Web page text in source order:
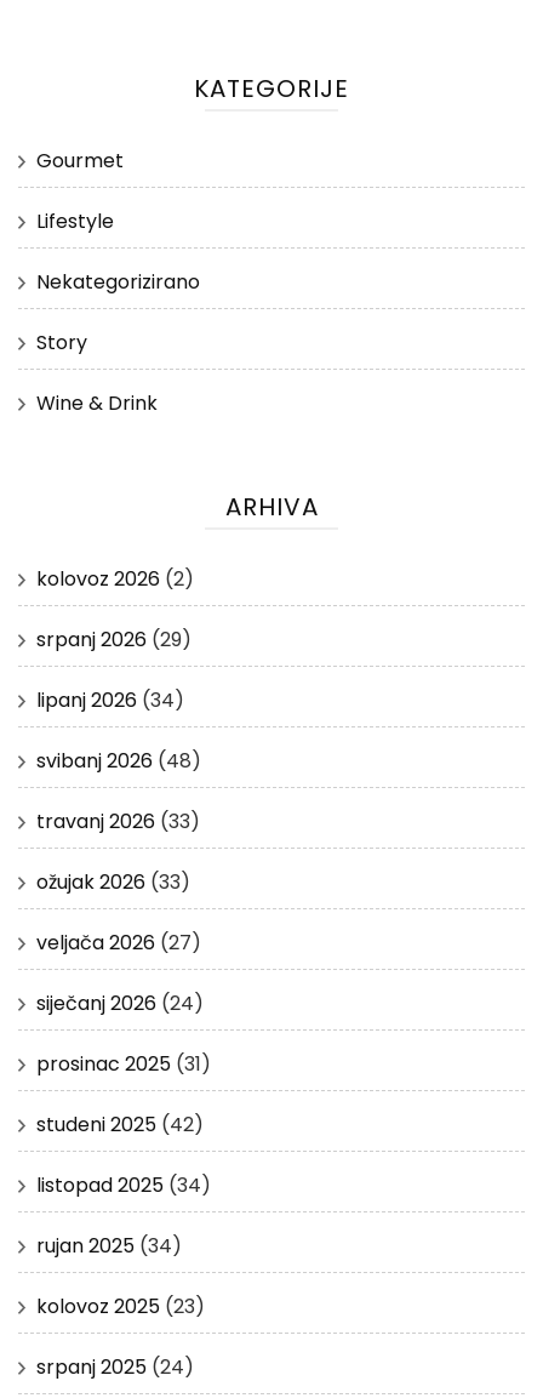
KATEGORIJE
Gourmet
Lifestyle
Nekategorizirano
Story
Wine & Drink
ARHIVA
kolovoz 2026 (2)
srpanj 2026 (29)
lipanj 2026 (34)
svibanj 2026 (48)
travanj 2026 (33)
ožujak 2026 (33)
veljača 2026 (27)
siječanj 2026 (24)
prosinac 2025 (31)
studeni 2025 (42)
listopad 2025 (34)
rujan 2025 (34)
kolovoz 2025 (23)
srpanj 2025 (24)